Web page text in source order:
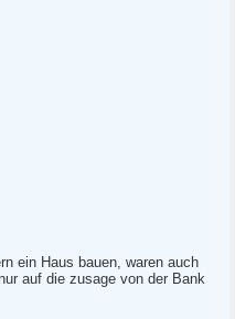
ein Haus bauen, waren auch
auf die zusage von der Bank